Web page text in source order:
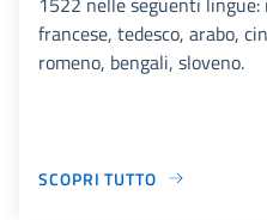
francese, tedesco, arabo,
romeno, bengali, sloveno.
SCOPRI TUTTO